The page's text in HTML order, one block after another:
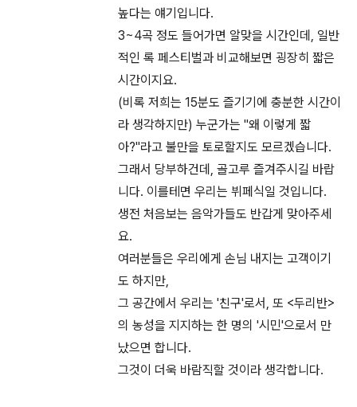
높다는 얘기입니다.
3~4곡 정도 들어가면 알맞을 시간인데, 일반
적인 록 페스티벌과 비교해보면 굉장히 짧은
시간이지요.
(비록 저희는 15분도 즐기기에 충분한 시간이
라 생각하지만) 누군가는 "왜 이렇게 짧
아?"라고 불만을 토로할지도 모르겠습니다.
그래서 당부하건데, 골고루 즐겨주시길 바랍
니다. 이를테면 우리는 뷔페식일 것입니다.
생전 처음보는 음악가들도 반갑게 맞아주세
요.
여러분들은 우리에게 손님 내지는 고객이기
도 하지만,
그 공간에서 우리는 '친구'로서, 또 <두리반>
의 농성을 지지하는 한 명의 '시민'으로서 만
났으면 합니다.
그것이 더욱 바람직할 것이라 생각합니다.